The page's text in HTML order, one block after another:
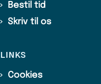
Bestil tid
Skriv til os
LINKS
Cookies